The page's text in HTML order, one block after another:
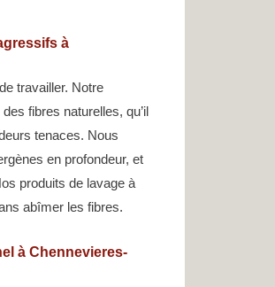
à
travailler. Notre
fibres naturelles, qu’il
tenaces. Nous
en profondeur, et
produits de lavage à
abîmer les fibres.
à Chennevieres-